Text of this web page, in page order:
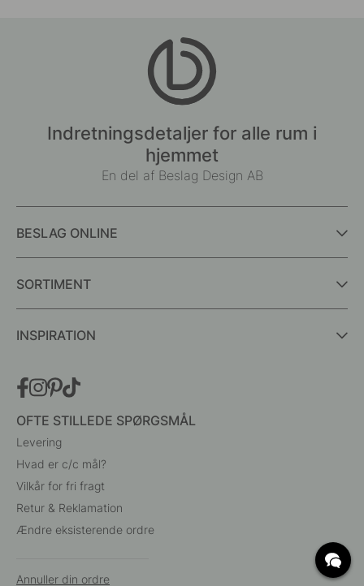
Indretningsdetaljer for alle rum i
hjemmet
En del af Beslag Design AB
BESLAG ONLINE
SORTIMENT
INSPIRATION
OFTE STILLEDE SPØRGSMÅL
Levering
Hvad er c/c mål?
Vilkår for fri fragt
Retur & Reklamation
Ændre eksisterende ordre
Annuller din ordre